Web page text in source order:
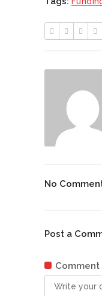
No
Post a
Comment